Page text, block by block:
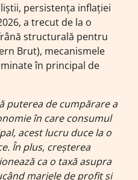
persistența inflației
a trecut de la o
structurală pentru
Brut), mecanismele
în principal de
puterea de cumpărare a
în care consumul
acest lucru duce la o
În plus, creșterea
ca o taxă asupra
marjele de profit și